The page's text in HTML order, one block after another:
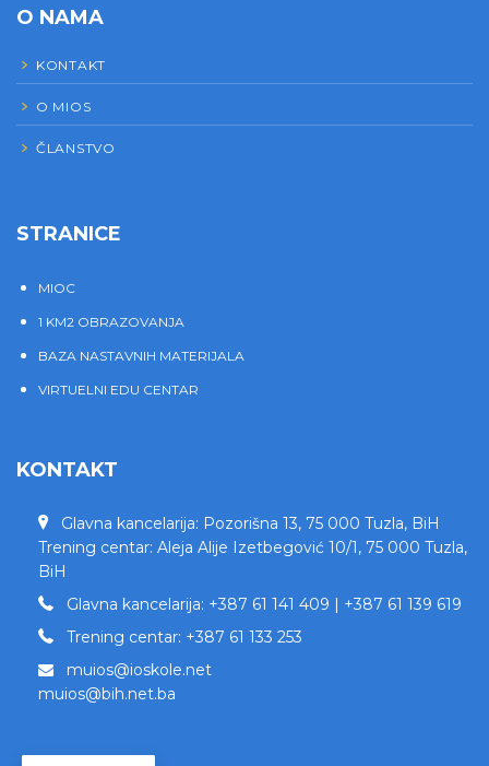
O NAMA
KONTAKT
O MIOS
ČLANSTVO
STRANICE
MIOC
1 KM2 OBRAZOVANJA
BAZA NASTAVNIH MATERIJALA
VIRTUELNI EDU CENTAR
KONTAKT
Glavna kancelarija: Pozorišna 13, 75 000 Tuzla, BiH
Trening centar: Aleja Alije Izetbegović 10/1, 75 000 Tuzla,
BiH
Glavna kancelarija: +387 61 141 409 | +387 61 139 619
Trening centar: +387 61 133 253
muios@ioskole.net
muios@bih.net.ba